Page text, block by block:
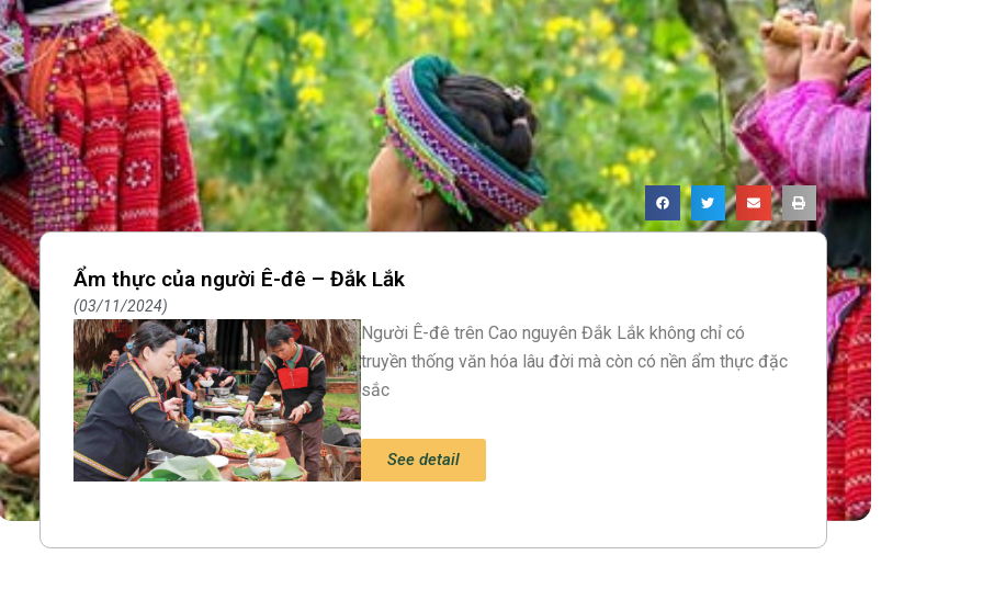
Ẩm thực của người Ê-đê – Đắk Lắk
03/11/2024
Người Ê-đê trên Cao nguyên Đắk Lắk không chỉ có
truyền thống văn hóa lâu đời mà còn có nền ẩm thực đặc
sắc
See detail